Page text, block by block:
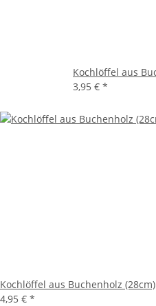
Kochlöffel aus
3,95 € *
Kochlöffel aus Buchenholz (28cm)
4,95 € *